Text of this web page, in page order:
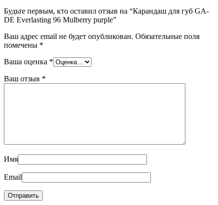
Будьте первым, кто оставил отзыв на “Карандаш для губ GA-
DE Everlasting 96 Mulberry purple”
Ваш адрес email не будет опубликован. Обязательные поля
помечены *
Ваша оценка *
Ваш отзыв *
Имя
Email